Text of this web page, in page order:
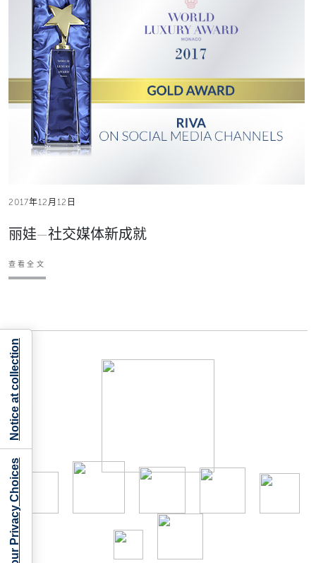
2017年12月12日
丽娃—社交媒体新成就
查看全文
Your Privacy Choices
Notice at collection